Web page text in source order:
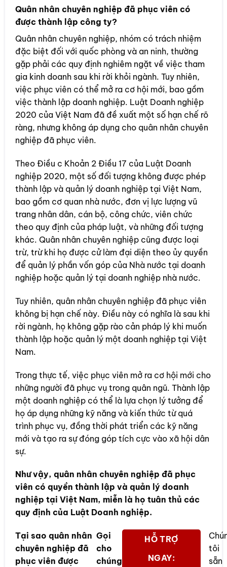
Quân nhân chuyên nghiệp đã phục viên có
được thành lập công ty?
Quân nhân chuyên nghiệp, nhóm có trách nhiệm
đặc biệt đối với quốc phòng và an ninh, thường
gặp phải các quy định nghiêm ngặt về việc tham
gia kinh doanh sau khi rời khỏi ngành. Tuy nhiên,
việc phục viên có thể mở ra cơ hội mới, bao gồm
việc thành lập doanh nghiệp. Luật Doanh nghiệp
2020 của Việt Nam đã đề xuất một số hạn chế rõ
ràng, nhưng không áp dụng cho quân nhân chuyên
nghiệp đã phục viên.
Theo Điều c Khoản 2 Điều 17 của Luật Doanh
nghiệp 2020, một số đối tượng không được phép
thành lập và quản lý doanh nghiệp tại Việt Nam,
bao gồm cơ quan nhà nước, đơn vị lực lượng vũ
trang nhân dân, cán bộ, công chức, viên chức
theo quy định của pháp luật, và những đối tượng
khác. Quân nhân chuyên nghiệp cũng được loại
trừ, trừ khi họ được cử làm đại diện theo ủy quyền
để quản lý phần vốn góp của Nhà nước tại doanh
nghiệp hoặc quản lý tại doanh nghiệp nhà nước.
Tuy nhiên, quân nhân chuyên nghiệp đã phục viên
không bị hạn chế này. Điều này có nghĩa là sau khi
rời ngành, họ không gặp rào cản pháp lý khi muốn
thành lập hoặc quản lý một doanh nghiệp tại Việt
Nam.
Trong thực tế, việc phục viên mở ra cơ hội mới cho
những người đã phục vụ trong quân ngũ. Thành lập
một doanh nghiệp có thể là lựa chọn lý tưởng để
họ áp dụng những kỹ năng và kiến thức từ quá
trình phục vụ, đồng thời phát triển các kỹ năng
mới và tạo ra sự đóng góp tích cực vào xã hội dân
sự.
Như vậy, quân nhân chuyên nghiệp đã phục
viên có quyền thành lập và quản lý doanh
nghiệp tại Việt Nam, miễn là họ tuân thủ các
quy định của Luật Doanh nghiệp.
Tại sao quân nhân
chuyên nghiệp đã
phục viên được
Gọi
cho
chúng
HỖ TRỢ
NGAY:
tôi
sẵn